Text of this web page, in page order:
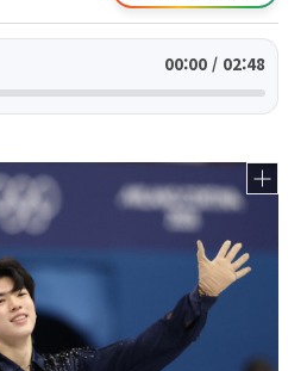
00:00 / 02:48